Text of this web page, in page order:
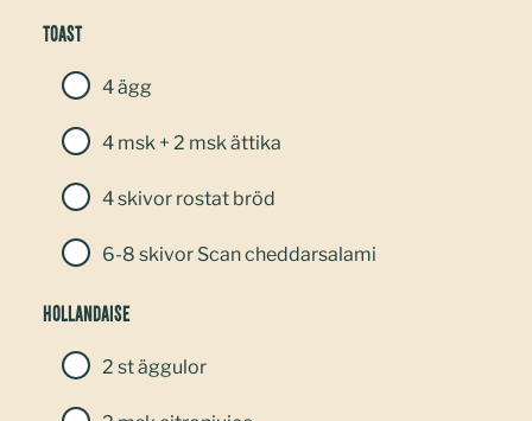
Toast
4 ägg
4 msk + 2 msk ättika
4 skivor rostat bröd
6-8 skivor Scan cheddarsalami
Hollandaise
2 st äggulor